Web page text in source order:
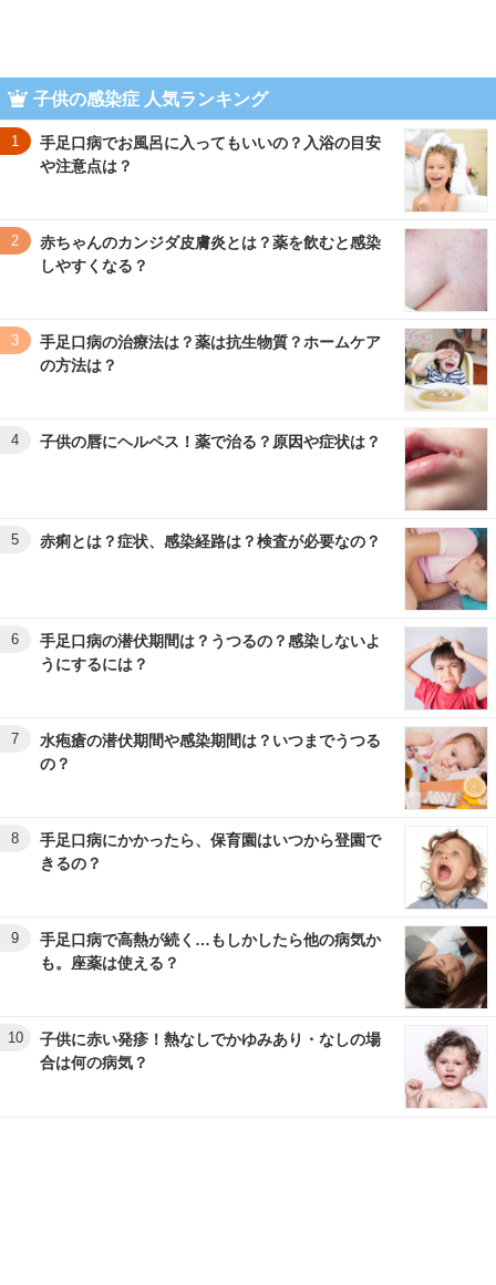
子供の感染症 人気ランキング
1
手足口病でお風呂に入ってもいいの？入浴の目安
や注意点は？
2
赤ちゃんのカンジダ皮膚炎とは？薬を飲むと感染
しやすくなる？
3
手足口病の治療法は？薬は抗生物質？ホームケア
の方法は？
4 子供の唇にヘルペス！薬で治る？原因や症状は？
5 赤痢とは？症状、感染経路は？検査が必要なの？
6
手足口病の潜伏期間は？うつるの？感染しないよ
うにするには？
7
水疱瘡の潜伏期間や感染期間は？いつまでうつる
の？
8
手足口病にかかったら、保育園はいつから登園で
きるの？
9
手足口病で高熱が続く…もしかしたら他の病気か
も。座薬は使える？
10
子供に赤い発疹！熱なしでかゆみあり・なしの場
合は何の病気？